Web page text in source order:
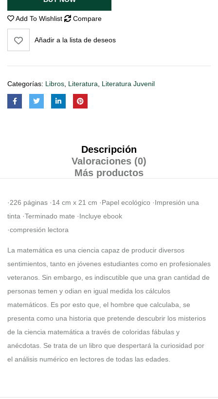
Add To Wishlist Compare
Añadir a la lista de deseos
Categorías: Libros Literatura Literatura Juvenil
Descripción
Valoraciones (0)
Más productos
·226 páginas ·14 cm x 21 cm ·Papel ecológico ·Impresión una
tinta ·Terminado mate ·Incluye ebook
·compresión lectora
La matemática es una ciencia capaz de producir diversos
sentimientos, tanto en jóvenes estudiantes como en profesionales
veteranos. Sin embargo, es indiscutible que una gran cantidad de
personas temen y odian en igual medida los cálculos
matemáticos. Es por esto que, el hombre que calculaba, se
presenta como una historia que pretende descubrir los misterios
de la ciencia matemática a través de coloridas fábulas y
anécdotas. Se trata de un libro que despertará la curiosidad por
el análisis numérico en lectores de todas las edades.